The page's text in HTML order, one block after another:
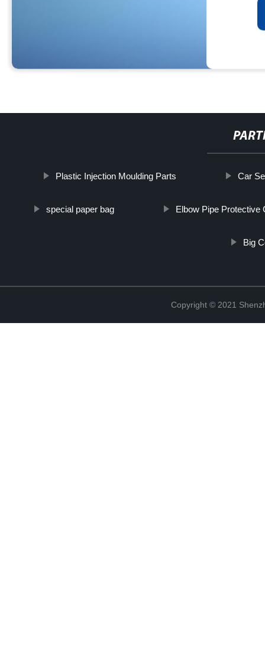
Plastic Injection Moulding Parts Car
special paper bag Elbow Pipe Protective
Big
Copyright © 2021